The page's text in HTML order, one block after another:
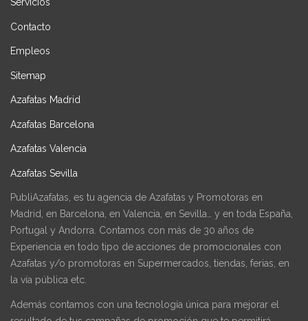
Servicios
Contacto
Empleos
Sitemap
Azafatas Madrid
Azafatas Barcelona
Azafatas Valencia
Azafatas Sevilla
PubliAzafatas, es tu agencia de Azafatas y Promotoras en
Madrid, en Barcelona, en Valencia, en Sevilla… y en toda España,
Portugal y Andorra. Contamos con más de 30 años de
Experiencia en todo tipo de acciones de promocionales con
Azafatas y/o promotoras en Supermercados, tiendas, ferias, en
la vía pública etc.
Además contamos con una tecnología única para mejorar el